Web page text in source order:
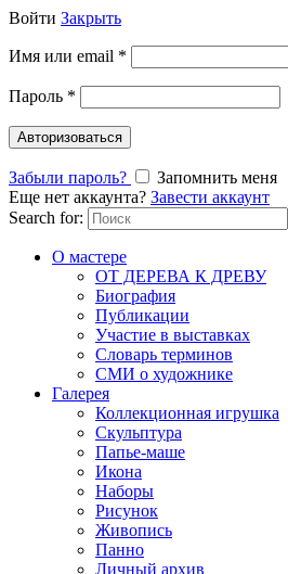
Войти Закрыть
Имя или email *
Пароль *
Авторизоваться
Забыли пароль?
Запомнить меня
Еще нет аккаунта? Завести аккаунт
Search for:
О мастере
ОТ ДЕРЕВА К ДРЕВУ
Биография
Публикации
Участие в выставках
Словарь терминов
СМИ о художнике
Галерея
Коллекционная игрушка
Скульптура
Папье-маше
Икона
Наборы
Рисунок
Живопись
Панно
Личный архив